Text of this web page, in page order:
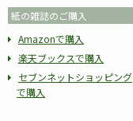
紙の雑誌のご購入
Amazonで購入
楽天ブックスで購入
セブンネットショッピング
で購入